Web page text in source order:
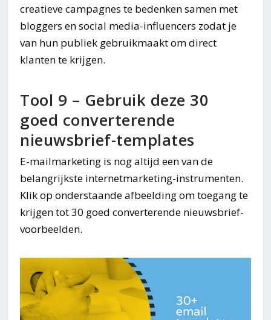
creatieve campagnes te bedenken samen met
bloggers en social media-influencers zodat je
van hun publiek gebruikmaakt om direct
klanten te krijgen.
Tool 9 – Gebruik deze 30
goed converterende
nieuwsbrief-templates
E-mailmarketing is nog altijd een van de
belangrijkste internetmarketing-instrumenten.
Klik op onderstaande afbeelding om toegang te
krijgen tot 30 goed converterende nieuwsbrief-
voorbeelden.